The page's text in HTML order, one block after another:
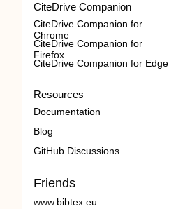
CiteDrive Companion
CiteDrive Companion for
Chrome
CiteDrive Companion for
Firefox
CiteDrive Companion for Edge
Resources
Documentation
Blog
GitHub Discussions
Friends
www.bibtex.eu